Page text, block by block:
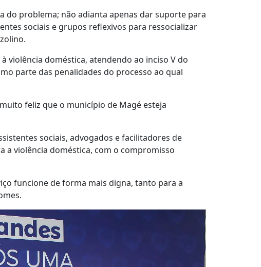
do problema; não adianta apenas dar suporte para
sociais e grupos reflexivos para ressocializar
violência doméstica, atendendo ao inciso V do
parte das penalidades do processo ao qual
feliz que o município de Magé esteja
sociais, advogados e facilitadores de
a violência doméstica, com o compromisso
funcione de forma mais digna, tanto para a